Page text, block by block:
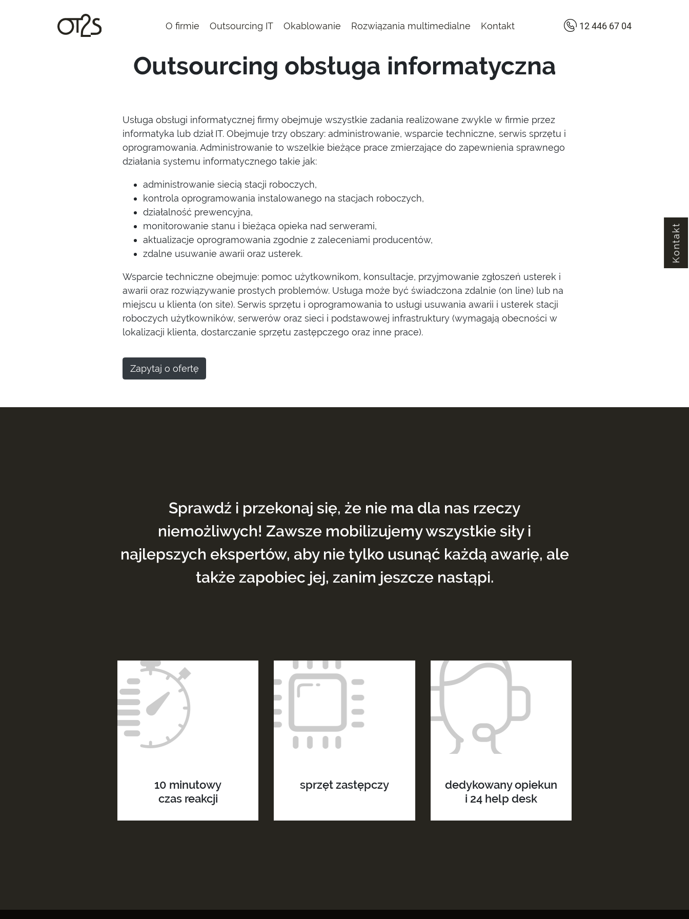
O firmie Outsourcing IT Okablowanie Rozwiązania multimedialne Kontakt 12 446 67 04
Outsourcing obsługa informatyczna
Usługa obsługi informatycznej firmy obejmuje wszystkie zadania realizowane zwykle w firmie przez
informatyka lub dział IT. Obejmuje trzy obszary: administrowanie, wsparcie techniczne, serwis sprzętu i
oprogramowania. Administrowanie to wszelkie bieżące prace zmierzające do zapewnienia sprawnego
działania systemu informatycznego takie jak:
administrowanie siecią stacji roboczych,
kontrola oprogramowania instalowanego na stacjach roboczych,
działalność prewencyjna,
monitorowanie stanu i bieżąca opieka nad serwerami,
aktualizacje oprogramowania zgodnie z zaleceniami producentów,
zdalne usuwanie awarii oraz usterek.
Wsparcie techniczne obejmuje: pomoc użytkownikom, konsultacje, przyjmowanie zgłoszeń usterek i
awarii oraz rozwiązywanie prostych problemów. Usługa może być świadczona zdalnie (on line) lub na
miejscu u klienta (on site). Serwis sprzętu i oprogramowania to usługi usuwania awarii i usterek stacji
roboczych użytkowników, serwerów oraz sieci i podstawowej infrastruktury (wymagają obecności w
lokalizacji klienta, dostarczanie sprzętu zastępczego oraz inne prace).
Zapytaj o ofertę
Sprawdź i przekonaj się, że nie ma dla nas rzeczy
niemożliwych! Zawsze mobilizujemy wszystkie siły i
najlepszych ekspertów, aby nie tylko usunąć każdą awarię, ale
także zapobiec jej, zanim jeszcze nastąpi.
10 minutowy
czas reakcji
sprzęt zastępczy
dedykowany opiekun
i 24 help desk
Kontakt
Wyrażam zgodę na przetwarzanie moich danych
przez OT2S Sp. z o.o.